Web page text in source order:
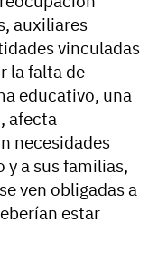
auxiliares
vinculadas
la falta de
educativo, una
afecta
necesidades
y a sus familias,
ven obligadas a
estar